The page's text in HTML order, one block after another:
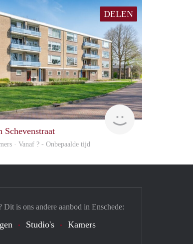
DELEN
Woning
Schevenstraat
· Vanaf ? - Onbepaalde tijd
is ons andere aanbod in Enschede:
Studio's Kamers